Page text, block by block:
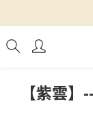
【紫雲